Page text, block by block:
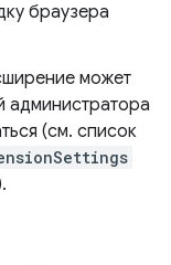
браузера
может
администратора
(см. список